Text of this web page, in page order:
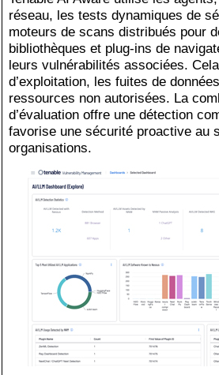
réseau, les tests dynamiques de
moteurs de scans distribués pour
bibliothèques et plug-ins de
leurs vulnérabilités associées.
d’exploitation, les fuites de
ressources non autorisées. La
d’évaluation offre une détection
favorise une sécurité proactive au
organisations.